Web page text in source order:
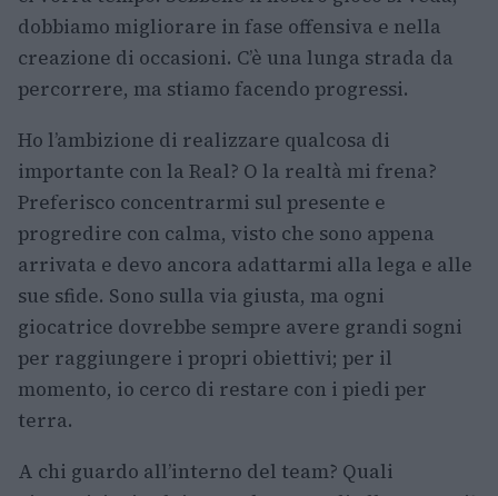
dobbiamo migliorare in fase offensiva e nella
creazione di occasioni. C’è una lunga strada da
percorrere, ma stiamo facendo progressi.
Ho l’ambizione di realizzare qualcosa di
importante con la Real? O la realtà mi frena?
Preferisco concentrarmi sul presente e
progredire con calma, visto che sono appena
arrivata e devo ancora adattarmi alla lega e alle
sue sfide. Sono sulla via giusta, ma ogni
giocatrice dovrebbe sempre avere grandi sogni
per raggiungere i propri obiettivi; per il
momento, io cerco di restare con i piedi per
terra.
A chi guardo all’interno del team? Quali